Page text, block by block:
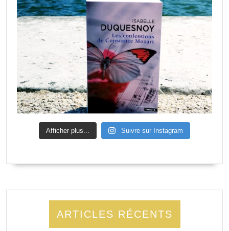
Afficher plus... Suivre sur Instagram
ARTICLES RÉCENTS